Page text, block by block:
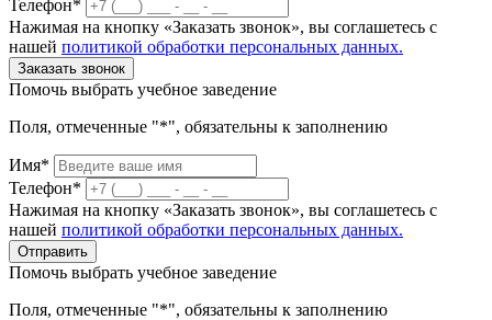
Телефон*
Нажимая на кнопку «Заказать звонок», вы соглашетесь с
нашей политикой обработки персональных данных.
Заказать звонок
Помочь выбрать учебное заведение
Поля, отмеченные "*", обязательны к заполнению
Имя*
Телефон*
Нажимая на кнопку «Заказать звонок», вы соглашетесь с
нашей политикой обработки персональных данных.
Отправить
Помочь выбрать учебное заведение
Поля, отмеченные "*", обязательны к заполнению